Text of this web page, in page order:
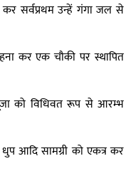
सर्वप्रथम उन्हें गंगा जल से
कर एक चौकी पर स्थापित
को विधिवत रूप से आरम्भ
आदि सामग्री को एकत्र कर